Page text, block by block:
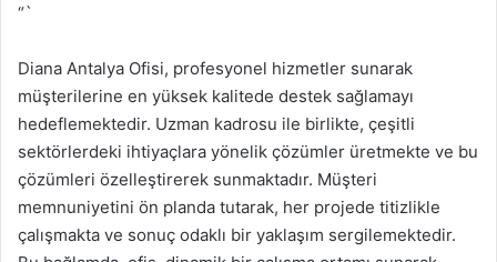
“`
Diana Antalya Ofisi, profesyonel hizmetler sunarak
müşterilerine en yüksek kalitede destek sağlamayı
hedeflemektedir. Uzman kadrosu ile birlikte, çeşitli
sektörlerdeki ihtiyaçlara yönelik çözümler üretmekte ve bu
çözümleri özelleştirerek sunmaktadır. Müşteri
memnuniyetini ön planda tutarak, her projede titizlikle
çalışmakta ve sonuç odaklı bir yaklaşım sergilemektedir.